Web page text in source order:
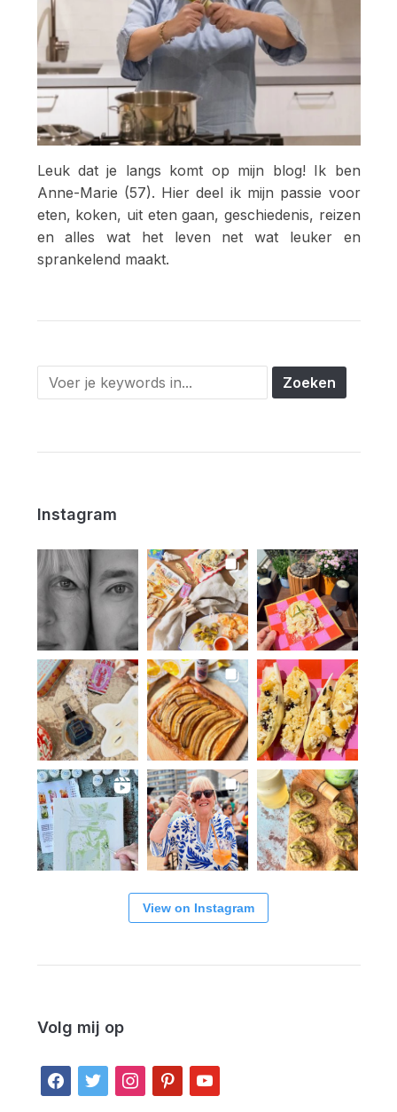
Leuk dat je langs komt op mijn blog! Ik ben
Anne-Marie (57). Hier deel ik mijn passie voor
eten, koken, uit eten gaan, geschiedenis, reizen
en alles wat het leven net wat leuker en
sprankelend maakt.
Instagram
View on Instagram
Volg mij op
facebook
twitter instagrampinterestyoutube